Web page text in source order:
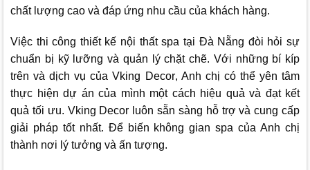
chất lượng cao và đáp ứng nhu cầu của khách hàng.
Việc thi công thiết kế nội thất spa tại Đà Nẵng đòi hỏi sự
chuẩn bị kỹ lưỡng và quản lý chặt chẽ. Với những bí kíp
trên và dịch vụ củaVking Decor, Anh chị có thể yên tâm
thực hiện dự án của mình một cách hiệu quả và đạt kết
quả tối ưu. Vking Decor luôn sẵn sàng hỗ trợ và cung cấp
giải pháp tốt nhất. Để biến không gian spa của Anh chị
thành nơi lý tưởng và ấn tượng.